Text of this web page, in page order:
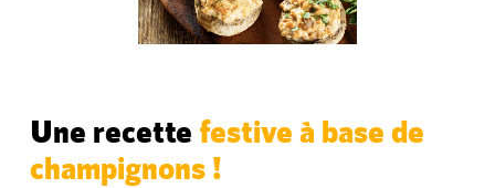
Une recette festive à base de
champignons !